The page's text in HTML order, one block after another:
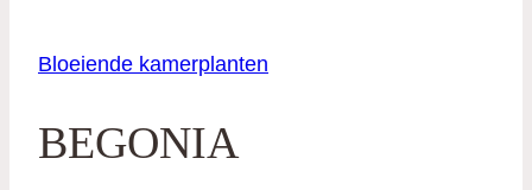
Bloeiende kamerplanten
BEGONIA